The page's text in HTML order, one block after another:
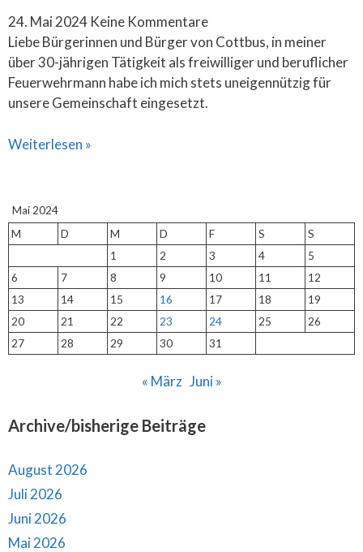
24. Mai 2024 Keine Kommentare
Liebe Bürgerinnen und Bürger von Cottbus, in meiner
über 30-jährigen Tätigkeit als freiwilliger und beruflicher
Feuerwehrmann habe ich mich stets uneigennützig für
unsere Gemeinschaft eingesetzt.
Weiterlesen »
Mai 2024
M
D M D F S
S
1
2 3 4
5
6
7 8 9 10 11
12
13
14 15 16 17 18
19
20
21 22 23 24 25
26
27
28 29 30 31
« März Juni »
Archive/bisherige Beiträge
August 2026
Juli 2026
Juni 2026
Mai 2026